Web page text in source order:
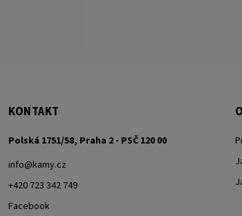
KONTAKT
Polská 1751/58, Praha 2 - PSČ 120 00
info@kamy.cz
+420 723 342 749
Facebook